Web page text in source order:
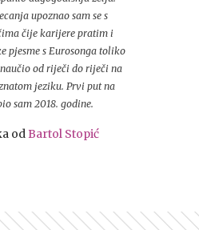
upoznao sam se s
čije karijere pratim i
pjesme s Eurosonga toliko
od riječi do riječi na
jeziku. Prvi put na
sam 2018. godine.
odBartol Stopić